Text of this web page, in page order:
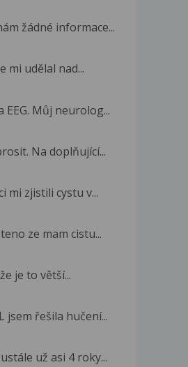
žádné informace...
mi udělal nad...
Můj neurolog...
Na doplňující...
mi zjistili cystu v...
ze mam cistu...
je to větší...
jsem řešila hučení...
už asi 4 roky...